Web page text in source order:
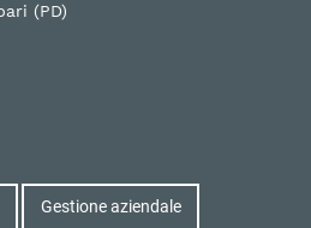
(PD)
Gestione aziendale